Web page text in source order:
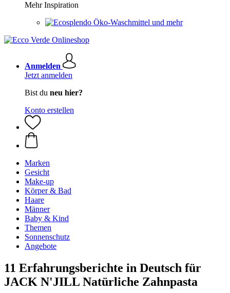
Mehr Inspiration
Öko-Waschmittel und mehr
Anmelden
Jetzt anmelden
Bist du neu hier?
Konto erstellen
Marken
Gesicht
Make-up
Körper & Bad
Haare
Männer
Baby & Kind
Themen
Sonnenschutz
Angebote
11 Erfahrungsberichte in Deutsch für
JACK N'JILL Natürliche Zahnpasta